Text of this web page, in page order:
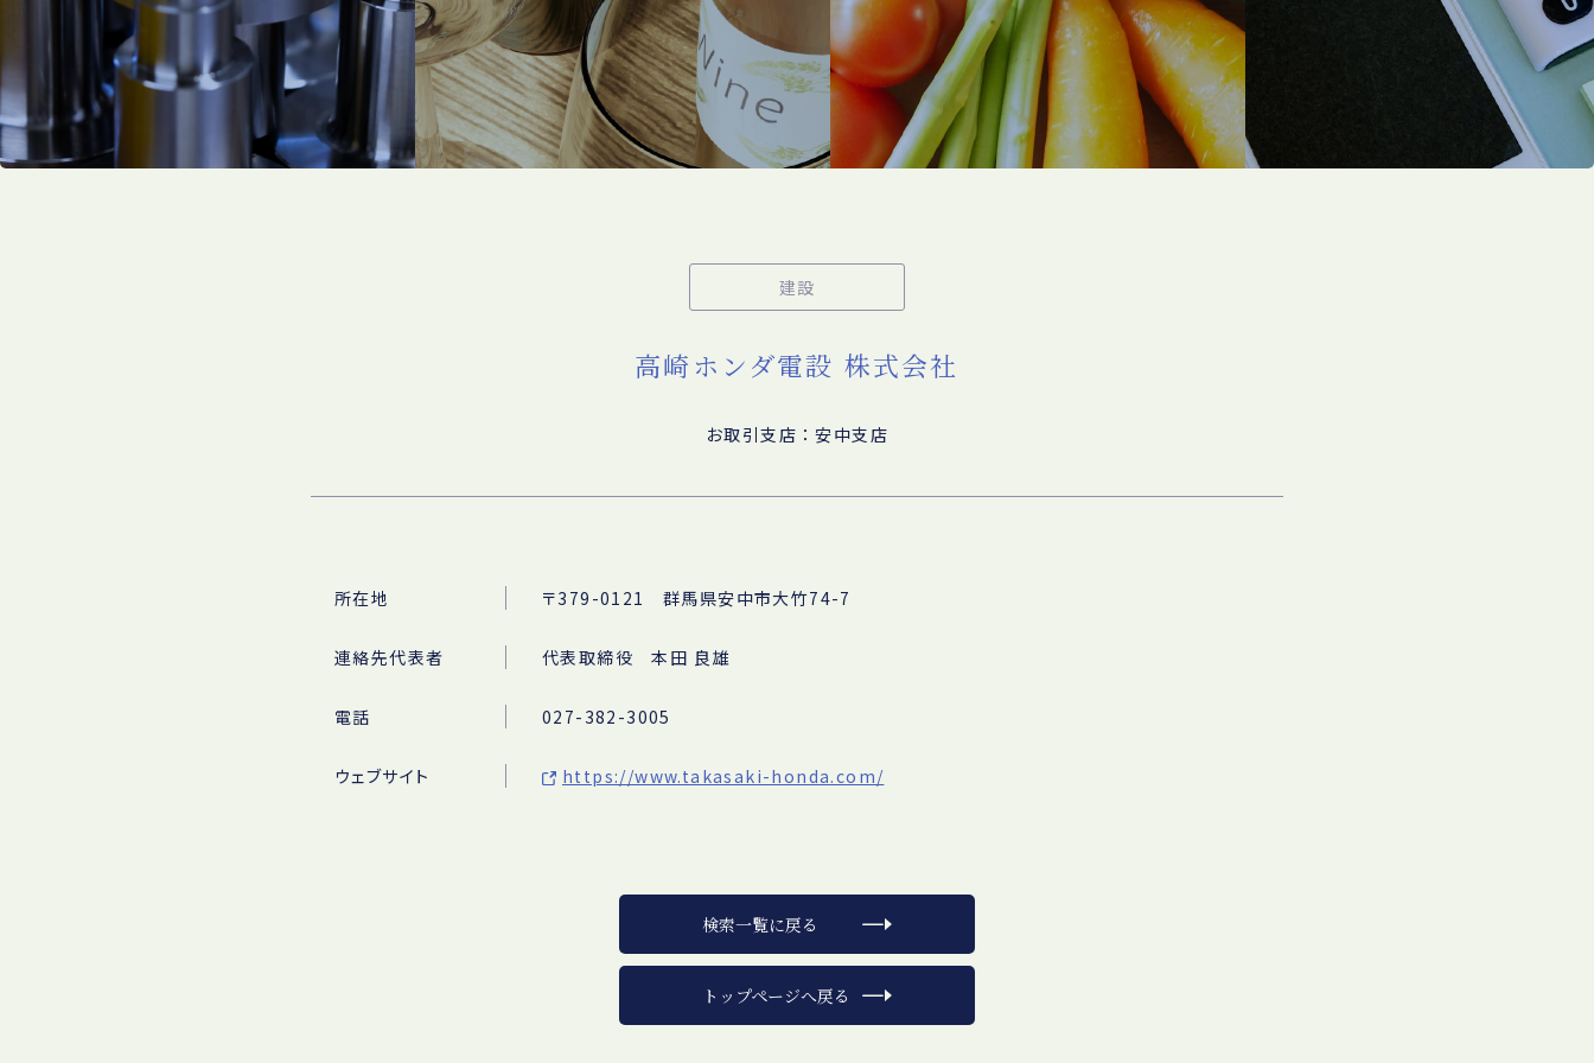
建設
高崎ホンダ電設 株式会社
お取引支店：安中支店
所在地 〒379-0121 群馬県安中市大竹74-7
連絡先代表者 代表取締役 本田 良雄
電話 027-382-3005
ウェブサイト https://www.takasaki-honda.com/
検索一覧に戻る
トップページへ戻る